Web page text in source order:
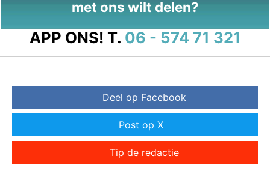
met ons wilt delen?
APP ONS! T. 06 - 574 71 321
Deel op Facebook
Post op X
Tip de redactie